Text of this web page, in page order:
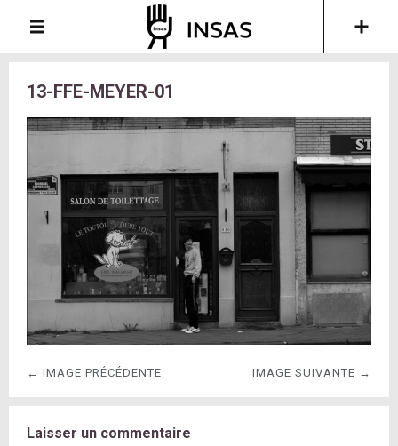
13-FFE-MEYER-01
← IMAGE PRÉCÉDENTE IMAGE SUIVANTE →
Laisser un commentaire